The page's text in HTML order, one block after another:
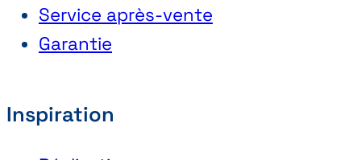
Service après-vente
Garantie
Inspiration